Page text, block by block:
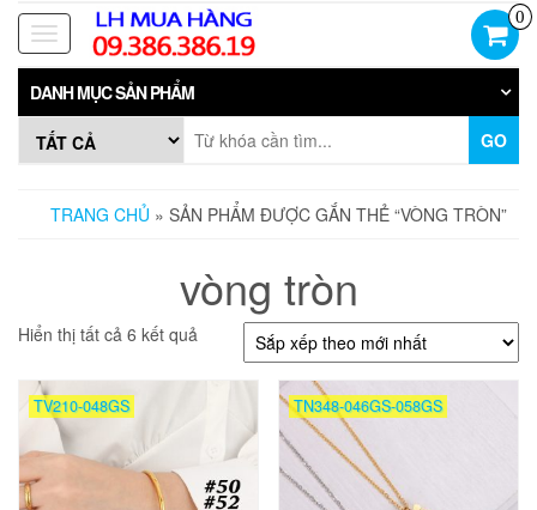
Skip
the
content
Toggle
navigation
0
DANH MỤC SẢN PHẨM
GO
TRANG CHỦ » SẢN PHẨM ĐƯỢC GẮN THẺ “VÒNG TRÒN”
vòng tròn
Hiển thị tất cả 6 kết quả
xếp
nhất
TV210-048GS TN348-046GS-058GS